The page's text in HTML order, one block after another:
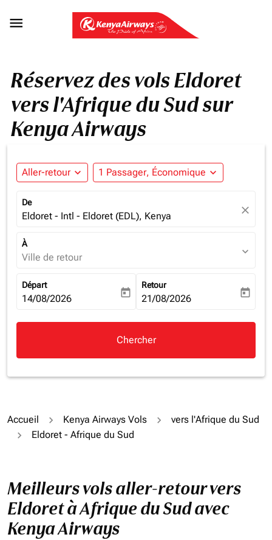

Réservez des vols Eldoret
vers l'Afrique du Sud sur
Kenya Airways
Aller-retour expand_more 1 Passager, Économique expand_more
De
Eldoret - Intl - Eldoret (EDL), Kenya close
À
Ville de retour expand_more
Départ
fc-booking-departure-date-aria-label
14/08/2026 today
Retour
fc-booking-return-date-aria-
21/08/2026 today
Chercher
Accueil Kenya Airways Vols
vers l'Afrique du Sud
Eldoret - Afrique du Sud
Meilleurs vols aller-retour vers
Eldoret à Afrique du Sud avec
Kenya Airways